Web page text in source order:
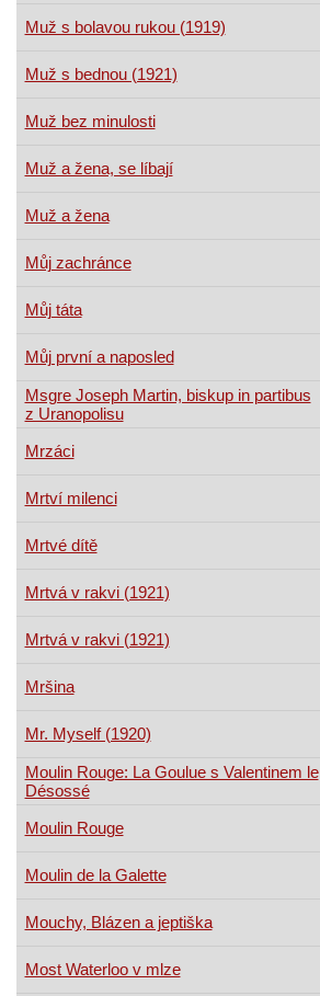
Muž s bolavou rukou (1919)
Muž s bednou (1921)
Muž bez minulosti
Muž a žena, se líbají
Muž a žena
Můj zachránce
Můj táta
Můj první a naposled
Msgre Joseph Martin, biskup in partibus
z Uranopolisu
Mrzáci
Mrtví milenci
Mrtvé dítě
Mrtvá v rakvi (1921)
Mrtvá v rakvi (1921)
Mršina
Mr. Myself (1920)
Moulin Rouge: La Goulue s Valentinem le
Désossé
Moulin Rouge
Moulin de la Galette
Mouchy, Blázen a jeptiška
Most Waterloo v mlze